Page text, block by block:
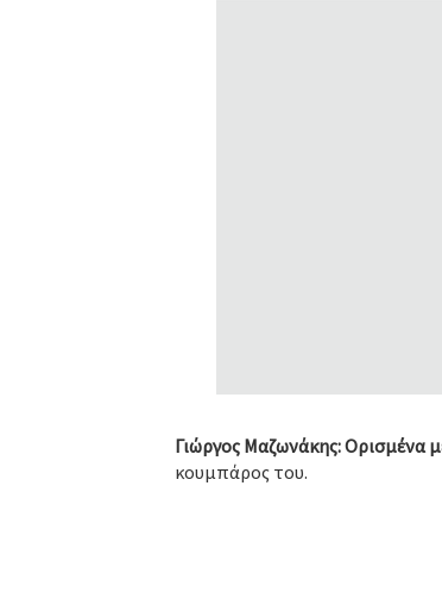
Γιώργος Μαζωνάκης: Ορισμένα
κουμπάρος του.